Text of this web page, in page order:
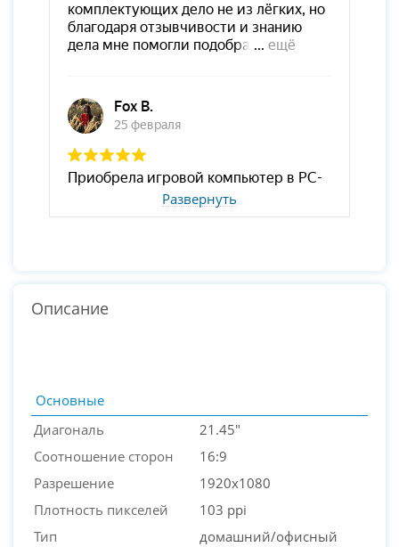
Развернуть
Описание
Основные
Диагональ
21.45"
Соотношение сторон
16:9
Разрешение
1920x1080
Плотность пикселей
103 ppi
Тип
домашний/офисный